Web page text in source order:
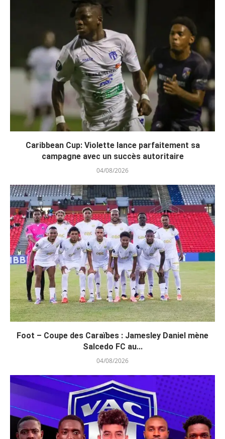
Caribbean Cup: Violette lance parfaitement sa
campagne avec un succès autoritaire
04/08/2026
Foot – Coupe des Caraïbes : Jamesley Daniel mène
Salcedo FC au...
04/08/2026